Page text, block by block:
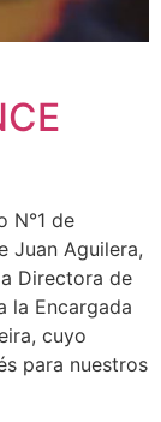
N°1 de
Juan Aguilera,
Directora de
la Encargada
cuyo
para nuestros